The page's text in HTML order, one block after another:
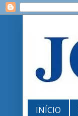
INÍCIO